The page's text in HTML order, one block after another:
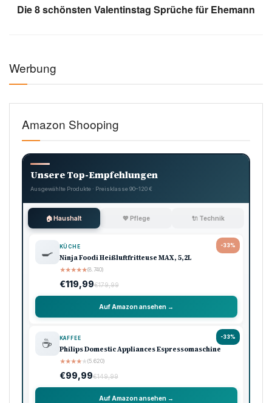
Die 8 schönsten Valentinstag Sprüche für Ehemann
Werbung
Amazon Shooping
Unsere Top-Empfehlungen
Ausgewählte Produkte · Preisklasse 90–120 €
🏠 Haushalt 💖 Pflege 🔌 Technik
-33%
🍳 KÜCHE
Ninja Foodi Heißluftfritteuse MAX, 5,2L
★★★★★(8.740)
€119,99€179,99
Auf Amazon ansehen →
-33%
☕ KAFFEE
Philips Domestic Appliances Espressomaschine
★★★★★(5.620)
€99,99€149,99
Auf Amazon ansehen →